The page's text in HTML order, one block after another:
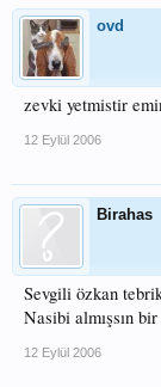
ovd
zevki yetmistir
12 Eylül 2006
Birahas
Sevgili özkan
Nasibi almışsın
12 Eylül 2006